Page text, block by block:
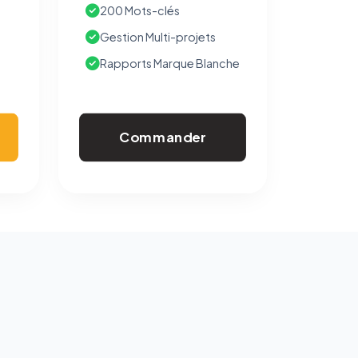
200 Mots-clés
Gestion Multi-projets
Rapports Marque Blanche
Commander